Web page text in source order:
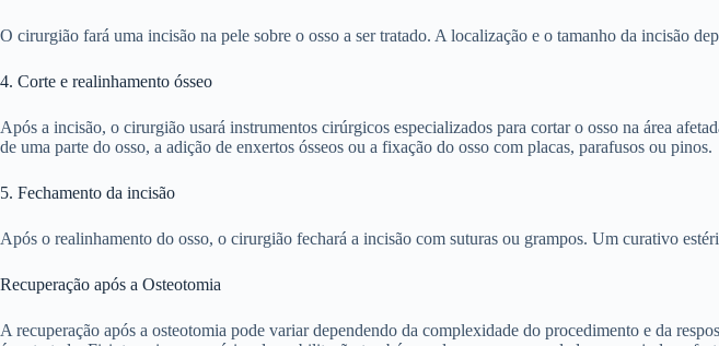
O cirurgião fará uma incisão na pele sobre o osso a ser tratado. A localização e o tamanho da incisão
4. Corte e realinhamento ósseo
Após a incisão, o cirurgião usará instrumentos cirúrgicos especializados para cortar o osso na área
de uma parte do osso, a adição de enxertos ósseos ou a fixação do osso com placas, parafusos ou pinos.
5. Fechamento da incisão
Após o realinhamento do osso, o cirurgião fechará a incisão com suturas ou grampos. Um curativo
Recuperação após a Osteotomia
A recuperação após a osteotomia pode variar dependendo da complexidade do procedimento e da